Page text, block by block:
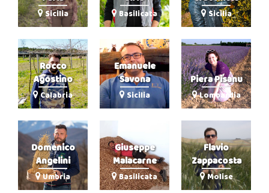
Sicilia Basilicata Sicilia
Rocco
Agostino
Calabria
Emanuele
Savona
Sicilia
Piera Pisanu
Lombardia
Domenico
Angelini
Umbria
Giuseppe
Malacarne
Basilicata
Flavio
Zappacosta
Molise